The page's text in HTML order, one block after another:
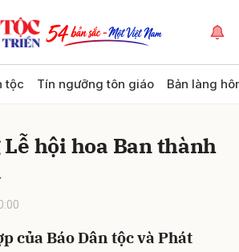
tộc Tín ngưỡng tôn giáo Bản làng
hội hoa Ban thành
của Báo Dân tộc và Phát
Hủy Gửi